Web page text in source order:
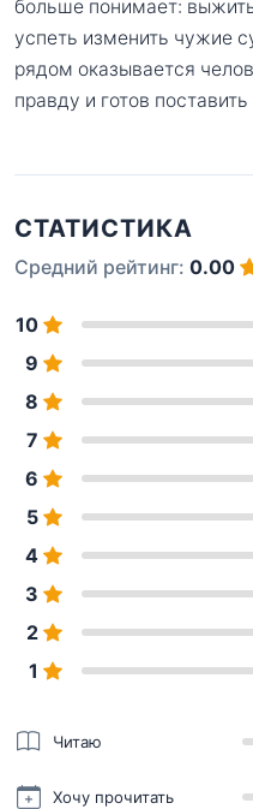
больше понимает:
успеть изменить чужие
рядом оказывается
правду и готов
СТАТИСТИКА
Средний рейтинг: 0.00
10
9
8
7
6
5
4
3
2
1
Читаю
Хочу прочитать